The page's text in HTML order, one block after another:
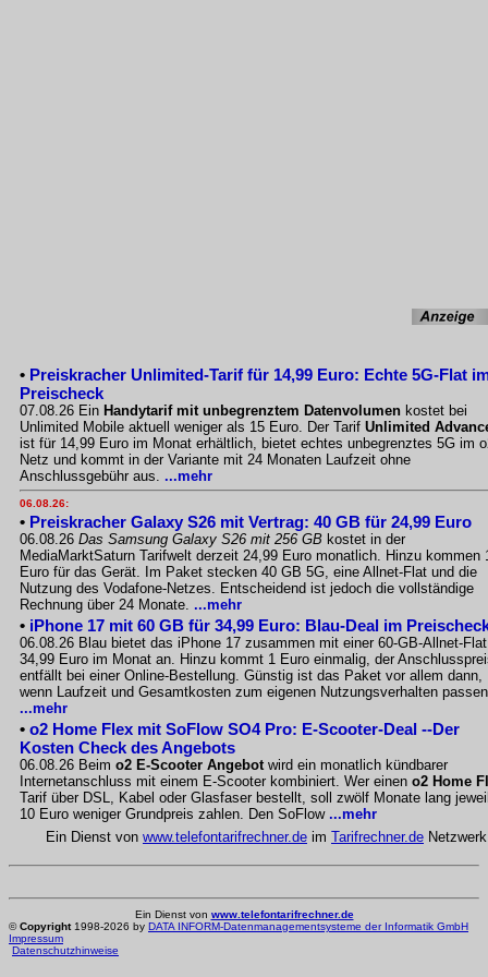
• Preiskracher Unlimited-Tarif für 14,99 Euro: Echte 5G-Flat
Preischeck
07.08.26 Ein Handytarif mit unbegrenztem Datenvolumen kostet bei
Unlimited Mobile aktuell weniger als 15 Euro. Der Tarif Unlimited
ist für 14,99 Euro im Monat erhältlich, bietet echtes unbegrenztes 5G im
Netz und kommt in der Variante mit 24 Monaten Laufzeit ohne
Anschlussgebühr aus. ...mehr
06.08.26:
• Preiskracher Galaxy S26 mit Vertrag: 40 GB für 24,99 Euro
06.08.26 Das Samsung Galaxy S26 mit 256 GB kostet in der
MediaMarktSaturn Tarifwelt derzeit 24,99 Euro monatlich. Hinzu kommen
Euro für das Gerät. Im Paket stecken 40 GB 5G, eine Allnet-Flat und die
Nutzung des Vodafone-Netzes. Entscheidend ist jedoch die vollständige
Rechnung über 24 Monate. ...mehr
• iPhone 17 mit 60 GB für 34,99 Euro: Blau-Deal im
06.08.26 Blau bietet das iPhone 17 zusammen mit einer 60-GB-Allnet-
34,99 Euro im Monat an. Hinzu kommt 1 Euro einmalig, der
entfällt bei einer Online-Bestellung. Günstig ist das Paket vor allem dann,
wenn Laufzeit und Gesamtkosten zum eigenen Nutzungsverhalten
...mehr
• o2 Home Flex mit SoFlow SO4 Pro: E-Scooter-Deal --Der
Kosten Check des Angebots
06.08.26 Beim o2 E-Scooter Angebotwird ein monatlich kündbarer
Internetanschluss mit einem E-Scooter kombiniert. Wer einen o2 Home
Tarif über DSL, Kabel oder Glasfaser bestellt, soll zwölf Monate lang
10 Euro weniger Grundpreis zahlen. Den SoFlow ...mehr
Ein Dienst von www.telefontarifrechner.de im Tarifrechner.de Netzwerk
Ein Dienst von www.telefontarifrechner.de
©Copyright1998-2026 by DATA INFORM-Datenmanagementsysteme der Informatik GmbH
Impressum
Datenschutzhinweise